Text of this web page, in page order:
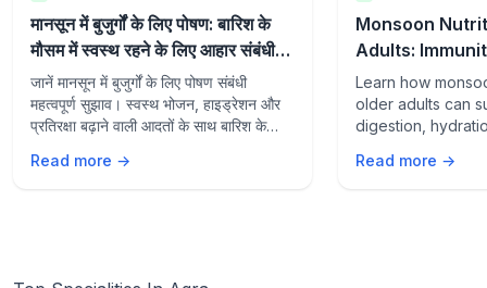
मानसून में बुजुर्गों के लिए पोषण: बारिश के
मौसम में स्वस्थ रहने के लिए आहार संबंधी
सुझाव
जानें मानसून में बुजुर्गों के लिए पोषण संबंधी
महत्वपूर्ण सुझाव। स्वस्थ भोजन, हाइड्रेशन और
प्रतिरक्षा बढ़ाने वाली आदतों के साथ बारिश के
Read more →
Monsoon
Adults:
and Healthy
Learn how
older adults can
digestion,
lifestyle habits
Read more →